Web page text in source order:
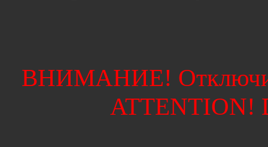
ВНИМАНИЕ!
ATTENTION!